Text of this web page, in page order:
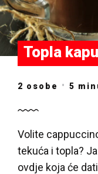
Topla
2 osobe 5
Volite
tekuća i topla?
ovdje koja će